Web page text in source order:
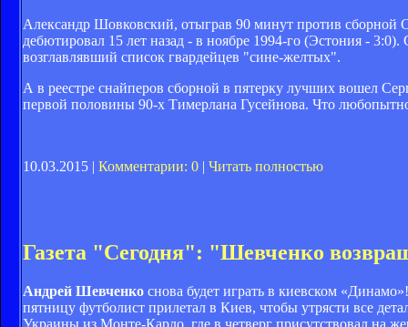
Александр Шовковский, отыграв 90 минут против сборной
дебютировал 15 лет назад - в ноябре 1994-го (Эстония -
возглавлявший список гвардейцев "сине-желтых".
А в реестре снайперов сборной в пятерку лучших вошел
первой половины 90-х Тимерлана Гусейнова. Что
10.03.2015 | Комментарии: 0 | Читать полностью
Газета "Сегодня": "Шевченко
Андрей Шевченко снова будет играть в киевском
пятницу футболист прилетал в Киев, чтобы утрясти все
Украины из Монте-Карло, где в четверг присутствовал на